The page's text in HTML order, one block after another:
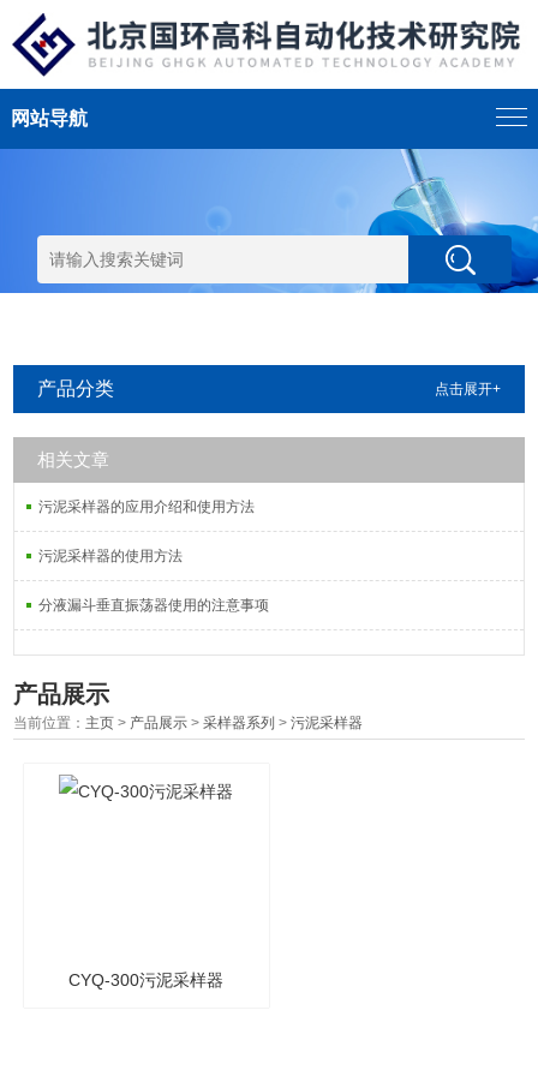
网站导航
产品分类 点击展开+
相关文章
污泥采样器的应用介绍和使用方法
污泥采样器的使用方法
分液漏斗垂直振荡器使用的注意事项
产品展示
当前位置： 主页 > 产品展示 >采样器系列 >污泥采样器
CYQ-300污泥采样器